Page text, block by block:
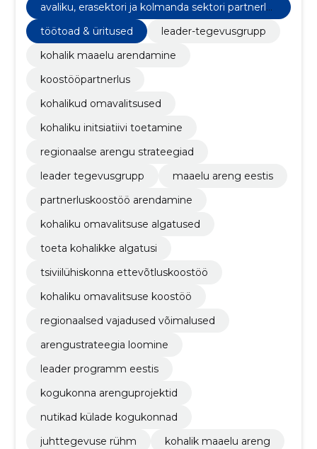
avaliku, erasektori ja kolmanda sektori partnerlu
töötoad & üritused
leader-tegevusgrupp
kohalik maaelu arendamine
koostööpartnerlus
kohalikud omavalitsused
kohaliku initsiatiivi toetamine
regionaalse arengu strateegiad
leader tegevusgrupp
maaelu areng eestis
partnerluskoostöö arendamine
kohaliku omavalitsuse algatused
toeta kohalikke algatusi
tsiviilühiskonna ettevõtluskoostöö
kohaliku omavalitsuse koostöö
regionaalsed vajadused võimalused
arengustrateegia loomine
leader programm eestis
kogukonna arenguprojektid
nutikad külade kogukonnad
juhttegevuse rühm
kohalik maaelu areng